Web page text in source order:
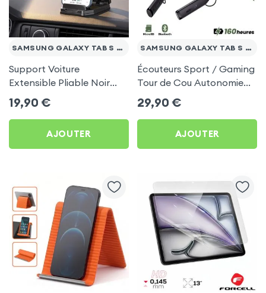
SAMSUNG GALAXY TAB S 10.5
Support Voiture
Extensible Pliable Noir
Carbone pour Samsung
Galaxy Tab S 10.5
19,90 €
AJOUTER
SAMSUNG GALAXY TAB S 10.5
Écouteurs Sport / Gaming
Tour de Cou Autonomie
160h Acefast pour
Samsung Galaxy Tab S
10.5
29,90 €
AJOUTER